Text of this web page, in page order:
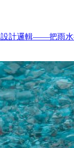
計邏輯——把雨